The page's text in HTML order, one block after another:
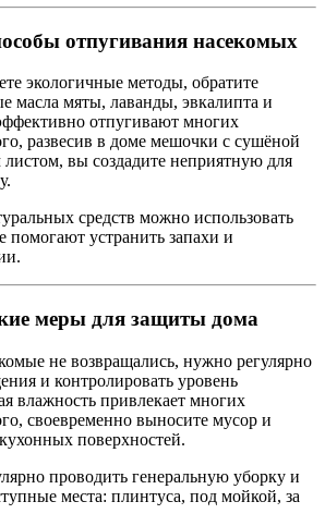
отпугивания насекомых
экологичные методы, обратите
масла мяты, лаванды, эвкалипта и
отпугивают многих
развесив в доме мешочки с сушёной
вы создадите неприятную для
средств можно использовать
помогают устранить запахи и
меры для защиты дома
не возвращались, нужно регулярно
и контролировать уровень
влажность привлекает многих
своевременно выносите мусор и
поверхностей.
проводить генеральную уборку и
места: плинтуса, под мойкой, за